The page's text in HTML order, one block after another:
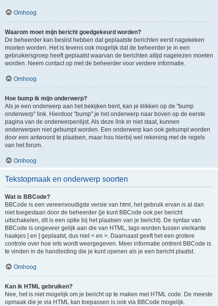
Omhoog
Waarom moet mijn bericht goedgekeurd worden?
De beheerder kan beslist hebben dat geplaatste berichten eerst nagekeken
moeten worden. Het is tevens ook mogelijk dat de beheerder je in een
gebruikersgroep heeft geplaatst waarvan de berichten altijd nagelezen moeten
worden. Neem contact op met de beheerder voor verdere informatie.
Omhoog
Hoe bump ik mijn onderwerp?
Als je een onderwerp aan het bekijken bent, kan je klikken op de "bump
onderwerp" link. Hierdoor "bump" je het onderwerp naar boven op de eerste
pagina van de onderwerpenlijst. Als deze link er niet staat, kunnen
onderwerpen niet gebumpt worden. Een onderwerp kan ook gebumpt worden
door een antwoord te plaatsen, maar hou hierbij wel rekening met de regels
van het forum.
Omhoog
Tekstopmaak en onderwerp soorten
Wat is BBCode?
BBCode is een vereenvoudigde versie van html, het gebruik ervan is al dan
niet toegestaan door de beheerder (je kunt BBCode ook per bericht
uitschakelen, dit is een optie bij het plaatsen van je bericht). De syntax van
BBCode is ongeveer gelijk aan die van HTML, tags worden tussen vierkante
haakjes [ en ] geplaatst, dus niet < en >. Daarnaast geeft het een grotere
controle over hoe iets wordt weergegeven. Meer informatie omtrent BBCode is
te vinden in de handleiding die je kunt openen als je een bericht plaatst.
Omhoog
Kan ik HTML gebruiken?
Nee, het is niet mogelijk om je bericht op te maken met HTML code. De meeste
opmaak die je via HTML kan toepassen is ook via BBCode mogelijk.